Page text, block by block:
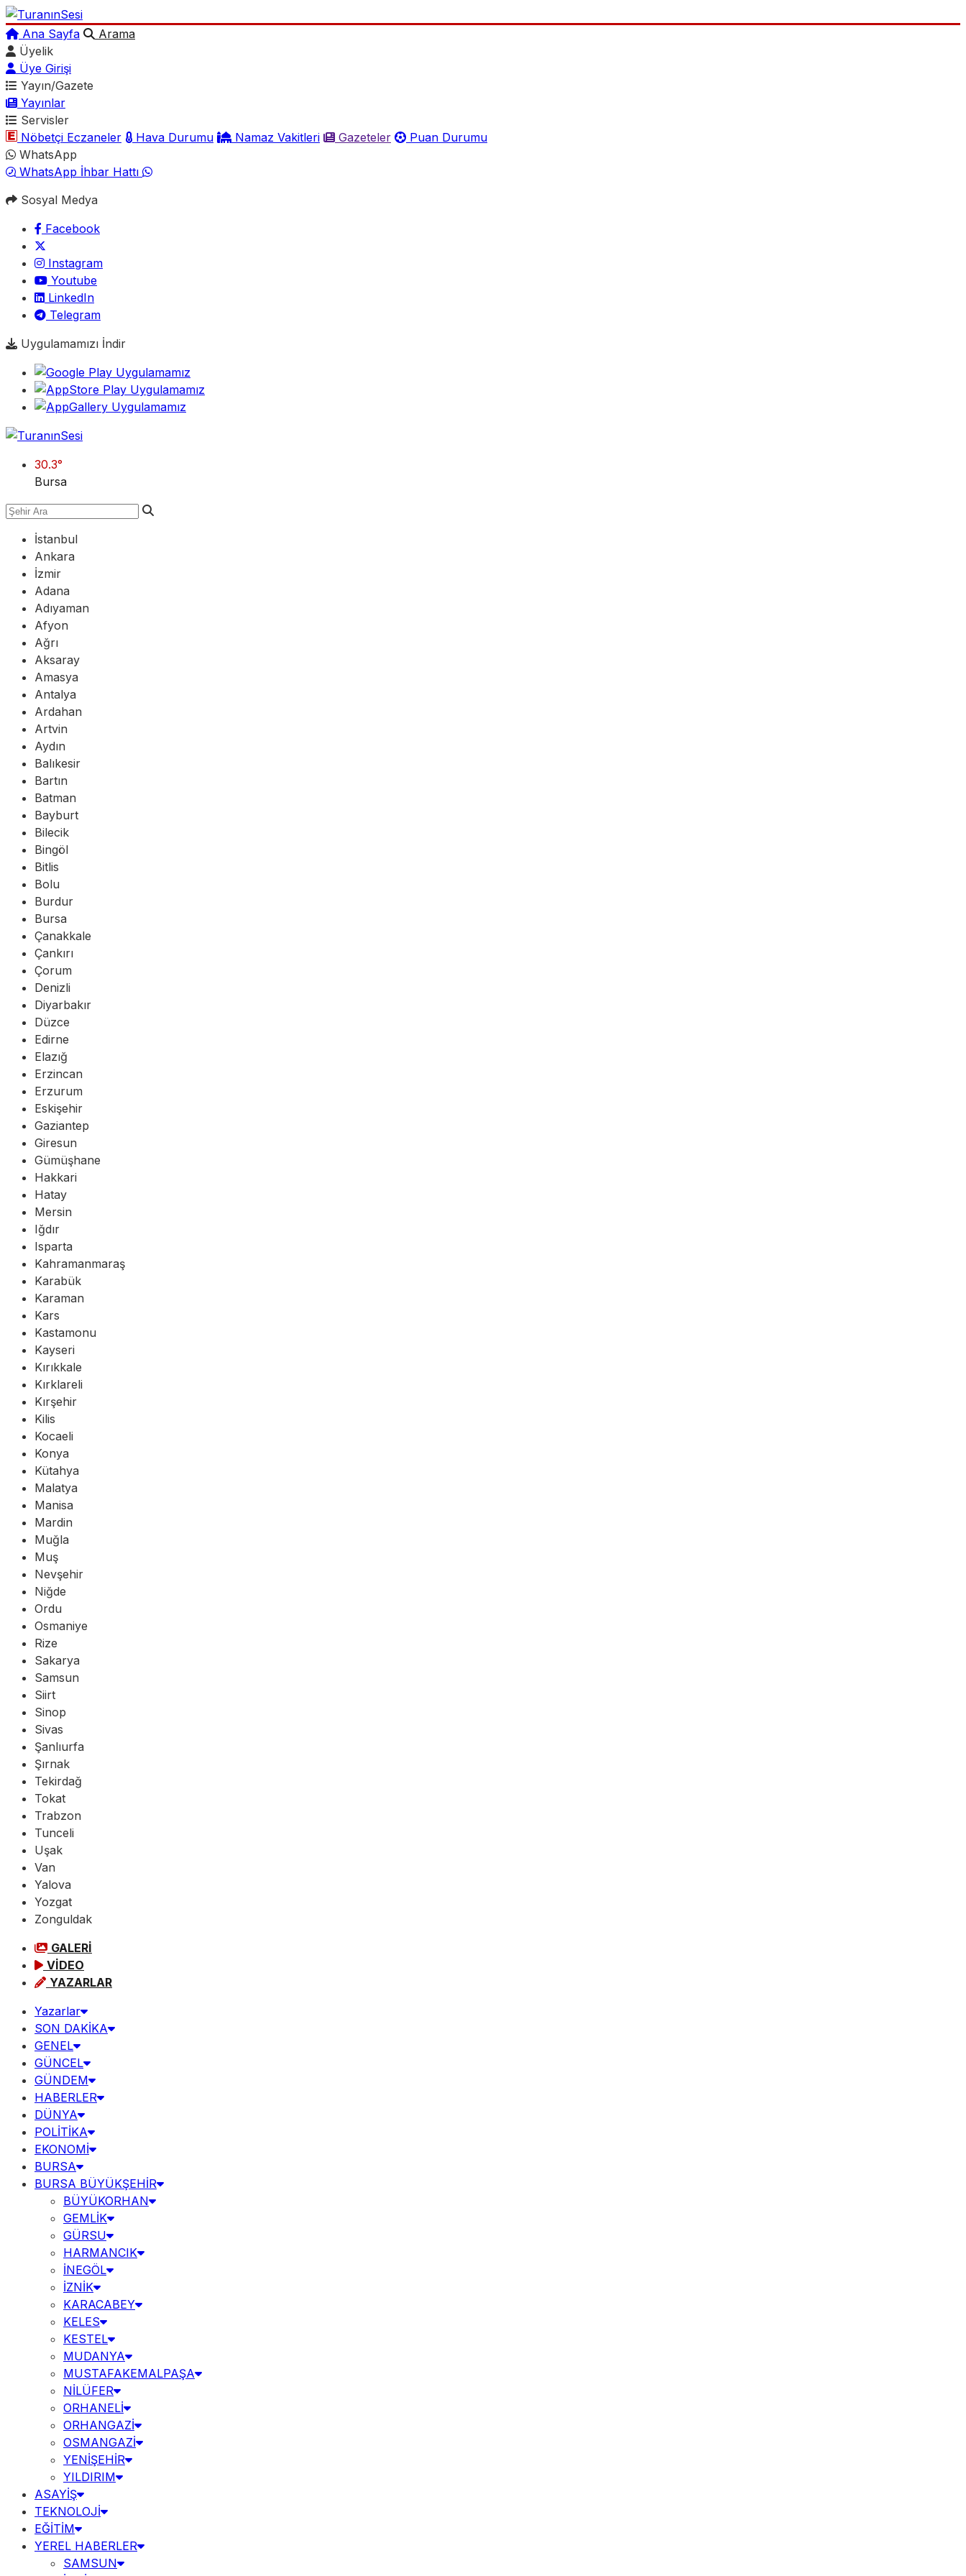
Ana Sayfa
Arama
Üyelik
Üye Girişi
Yayın/Gazete
Yayınlar
Servisler
Nöbetçi Eczaneler
Hava Durumu Namaz Vakitleri Gazeteler
Puan Durumu
WhatsApp
WhatsApp İhbar Hattı
Sosyal Medya
Facebook
Instagram
Youtube
LinkedIn
Telegram
Uygulamamızı İndir
30.3°
Bursa
İstanbul
Ankara
İzmir
Adana
Adıyaman
Afyon
Ağrı
Aksaray
Amasya
Antalya
Ardahan
Artvin
Aydın
Balıkesir
Bartın
Batman
Bayburt
Bilecik
Bingöl
Bitlis
Bolu
Burdur
Bursa
Çanakkale
Çankırı
Çorum
Denizli
Diyarbakır
Düzce
Edirne
Elazığ
Erzincan
Erzurum
Eskişehir
Gaziantep
Giresun
Gümüşhane
Hakkari
Hatay
Mersin
Iğdır
Isparta
Kahramanmaraş
Karabük
Karaman
Kars
Kastamonu
Kayseri
Kırıkkale
Kırklareli
Kırşehir
Kilis
Kocaeli
Konya
Kütahya
Malatya
Manisa
Mardin
Muğla
Muş
Nevşehir
Niğde
Ordu
Osmaniye
Rize
Sakarya
Samsun
Siirt
Sinop
Sivas
Şanlıurfa
Şırnak
Tekirdağ
Tokat
Trabzon
Tunceli
Uşak
Van
Yalova
Yozgat
Zonguldak
GALERİ
VİDEO
YAZARLAR
Yazarlar
SON DAKİKA
GENEL
GÜNCEL
GÜNDEM
HABERLER
DÜNYA
POLİTİKA
EKONOMİ
BURSA
BURSA BÜYÜKŞEHİR
BÜYÜKORHAN
GEMLİK
GÜRSU
HARMANCIK
İNEGÖL
İZNİK
KARACABEY
KELES
KESTEL
MUDANYA
MUSTAFAKEMALPAŞA
NİLÜFER
ORHANELİ
ORHANGAZİ
OSMANGAZİ
YENİŞEHİR
YILDIRIM
ASAYİŞ
TEKNOLOJİ
EĞİTİM
YEREL HABERLER
SAMSUN